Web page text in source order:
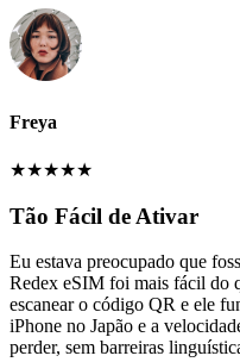
Freya
★★★★★
Tão Fácil de Ativar
Eu estava preocupado que
Redex eSIM foi mais fácil do
escanear o código QR e ele
iPhone no Japão e a
perder, sem barreiras